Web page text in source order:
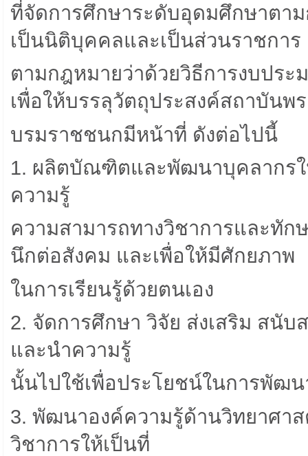
ที่จัดการศึกษาระดับอุดมศึกษาตา
เป็นนิติบุคคลและเป็นส่วนราชการ
ตามกฎหมายว่าด้วยวิธีการงบปร
เพื่อให้บรรลุวัตถุประสงค์สถาบันพ
บรมราชชนกมีหน้าที่ ดังต่อไปนี้
1. ผลิตบัณฑิตและพัฒนาบุคลากรใ
ความรู้
ความสามารถทางวิชาการและทั
นึกต่อสังคม และเพื่อให้มีศักยภาพ
ในการเรียนรู้ด้วยตนเอง
2. จัดการศึกษา วิจัย ส่งเสริม สนั
และนําความรู้
นั้นไปใช้เพื่อประโยชน์ในการพัฒ
3. พัฒนาองค์ความรู้ด้านวิทยาศา
วิชาการให้เป็นที่